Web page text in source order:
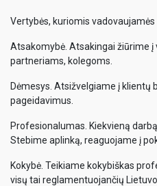
Vertybės, kuriomis vadovaujamės
Atsakomybė. Atsakingai žiūrime
partneriams, kolegoms.
Dėmesys. Atsižvelgiame į klientų
pageidavimus.
Profesionalumas. Kiekvieną
Stebime aplinką, reaguojame į
Kokybė. Teikiame kokybiškas
visų tai reglamentuojančių